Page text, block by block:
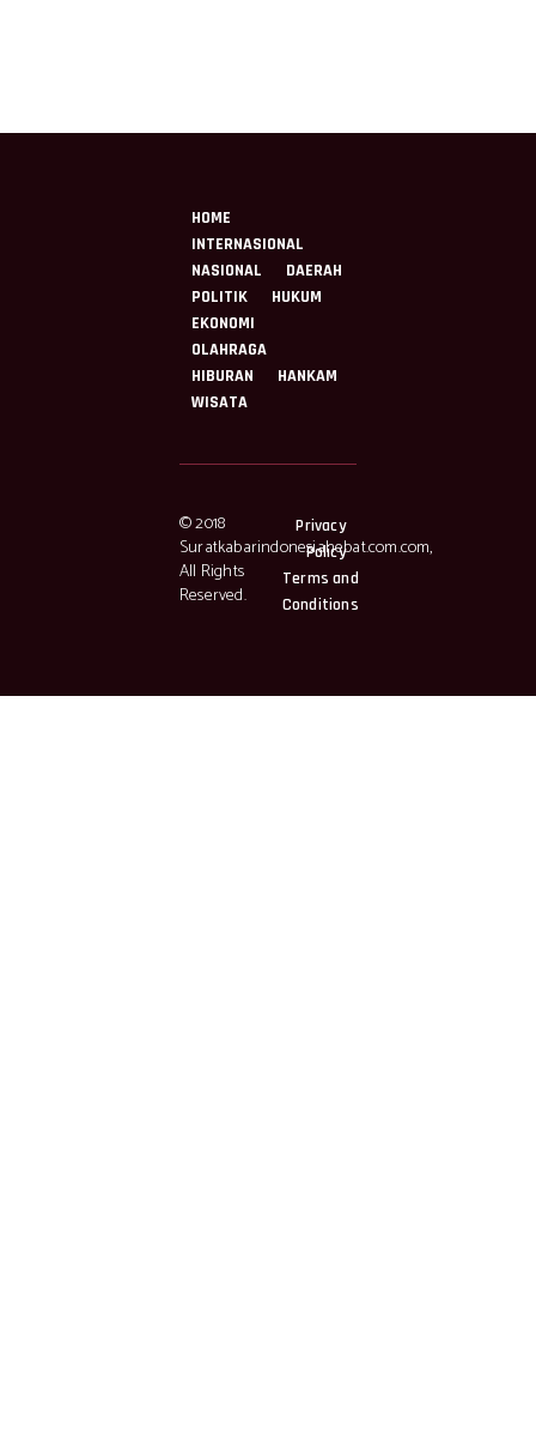
HOME
INTERNASIONAL
NASIONAL
DAERAH
POLITIK
HUKUM
EKONOMI
OLAHRAGA
HIBURAN
HANKAM
WISATA
© 2018
Suratkabarindonesiahebat.com.com,
All Rights
Reserved.
Privacy
Policy
Terms and
Conditions